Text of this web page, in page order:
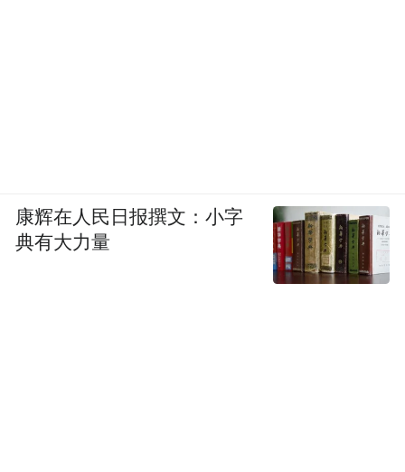
康辉在人民日报撰文：小字
典有大力量